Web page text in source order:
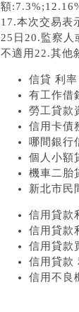
額
17.本次交易表
25日20.監察人
不適用22.其他
信貸 利
有工作借
勞工貸款
信用卡債
哪間銀行
個人小額
機車二胎
新北市民
信用貸款
信用貸款
信用貸款
信用貸款
信用不良